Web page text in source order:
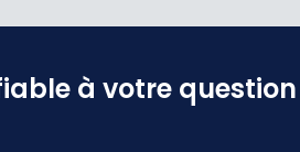
à votre